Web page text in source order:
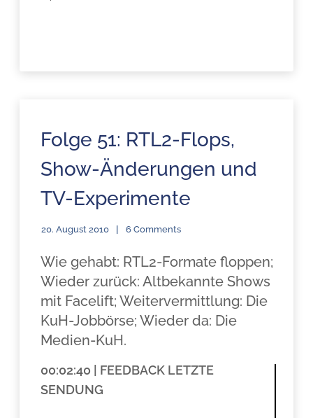
Folge 51: RTL2-Flops,
Show-Änderungen und
TV-Experimente
20. August 2010 6 Comments
Wie gehabt: RTL2-Formate floppen;
Wieder zurück: Altbekannte Shows
mit Facelift; Weitervermittlung: Die
KuH-Jobbörse; Wieder da: Die
Medien-KuH.
00:02:40 | FEEDBACK LETZTE
SENDUNG